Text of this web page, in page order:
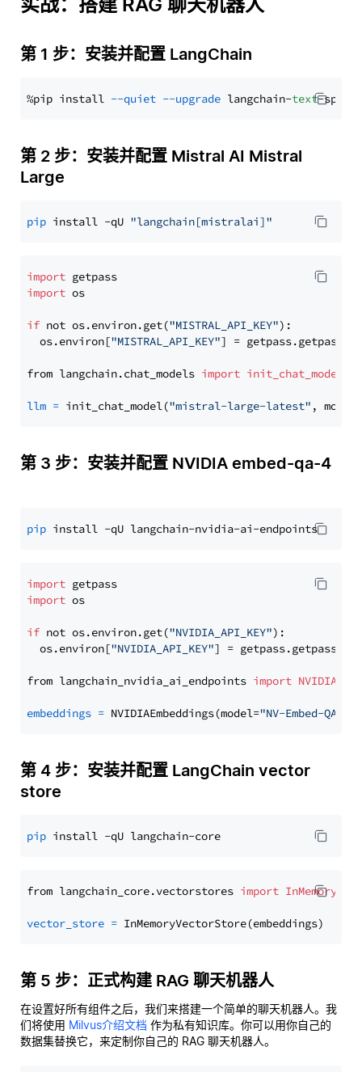
第 1 步：安装并配置 LangChain
%pip install --quiet --upgrade langchain-text
第 2 步：安装并配置 Mistral AI Mistral
Large
pip install -qU "langchain[mistralai]"
import
import os
if not os.environ.get("MISTRAL_API_KEY"):
  os.environ[
"MISTRAL_API_KEY"] = getpass.getpass(
from langchain.chat_models import init_chat_model
llm = init_chat_model("mistral-large-latest" ,
第 3 步：安装并配置 NVIDIA embed-qa-4
pip
import
import os
if not os.environ.get("NVIDIA_API_KEY"):
  os.environ[
"NVIDIA_API_KEY"] = getpass.getpass(
from langchain_nvidia_ai_endpoints import
embeddings = NVIDIAEmbeddings(model="NV-Embed-QA"
第 4 步：安装并配置 LangChain vector
store
pip
from langchain_core.vectorstores import
vector_store =
第 5 步：正式构建 RAG 聊天机器人
在设置好所有组件之后，我们来搭建一个简单的聊天机器人。我
们将使用 Milvus介绍文档 作为私有知识库。你可以用你自己的
数据集替换它，来定制你自己的 RAG 聊天机器人。